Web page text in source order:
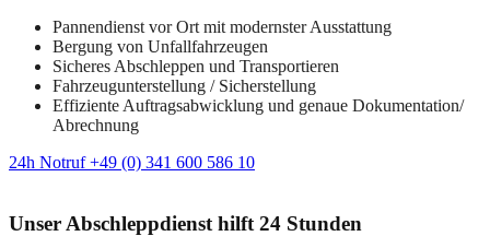
Pannendienst vor Ort mit modernster Ausstattung
Bergung von Unfallfahrzeugen
Sicheres Abschleppen und Transportieren
Fahrzeugunterstellung / Sicherstellung
Effiziente Auftragsabwicklung und genaue Dokumentation/
Abrechnung
24h Notruf +49 (0) 341 600 586 10
Unser Abschleppdienst hilft 24 Stunden